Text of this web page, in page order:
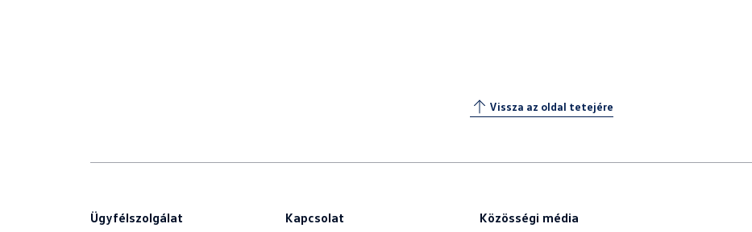
Vissza az oldal tetejére
Ügyfélszolgálat Kapcsolat Közösségi média